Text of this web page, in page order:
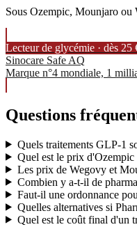
Sous Ozempic, Mounjaro ou
Lecteur de glycémie · dès 25
Sinocare Safe AQ
Marque n°4 mondiale, 1
Questions
Quels traitements GLP-1
Quel est le prix
Les prix de Wegovy et
Combien y a-t-il de
Faut-il une ordonnance
Quelles alternatives si
Quel est le coût final d'un